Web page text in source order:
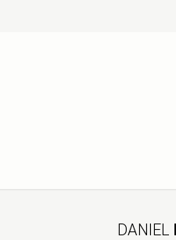
DANIEL